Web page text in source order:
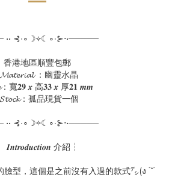
⊰∙∘☽༓☾∘∙⊱⋅•─────
香港地區順豐包郵
：幽靈水晶
：寬𝟐𝟗 𝒙 高𝟑𝟑 𝒙 厚𝟐𝟏 𝒎𝒎
：孤品現貨一個
⊰∙∘☽༓☾∘∙⊱⋅•─────
┆ 𝑰𝒏𝒕𝒓𝒐𝒅𝒖𝒄𝒕𝒊𝒐𝒏 介紹┆
型，這個是之前沒有入過的款式㌥(ง ˙˘˙